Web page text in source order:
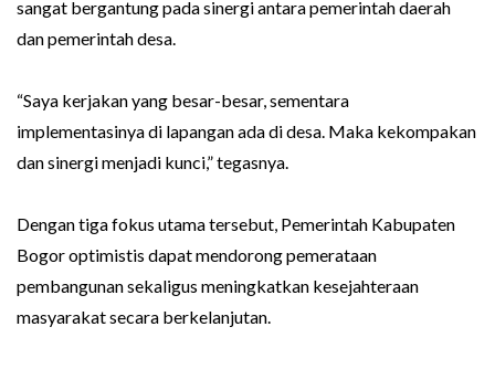
sangat bergantung pada sinergi antara pemerintah daerah
dan pemerintah desa.
“Saya kerjakan yang besar-besar, sementara
implementasinya di lapangan ada di desa. Maka kekompakan
dan sinergi menjadi kunci,” tegasnya.
Dengan tiga fokus utama tersebut, Pemerintah Kabupaten
Bogor optimistis dapat mendorong pemerataan
pembangunan sekaligus meningkatkan kesejahteraan
masyarakat secara berkelanjutan.